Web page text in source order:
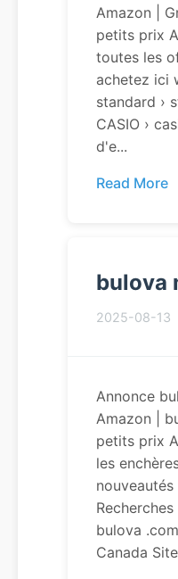
Amazon |
petits prix
toutes les
achetez ici
standard ›
CASIO ›
d'e...
Read More
bulova
2025-08-13
Annonce
Amazon |
petits prix
les
bulova
Canada